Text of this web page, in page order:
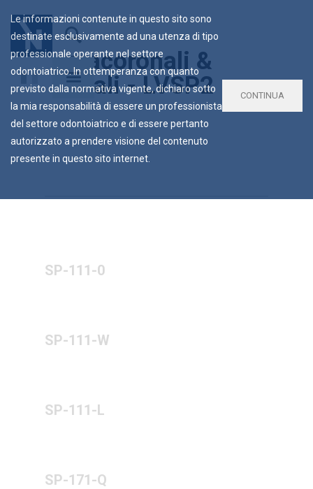
Extracoronali &
Assiali - LVSP2
SP-111-0
SP-111-W
SP-111-L
SP-171-Q
Le informazioni contenute in questo sito sono
destinate esclusivamente ad una utenza di tipo
professionale operante nel settore
odontoiatrico. In ottemperanza con quanto
previsto dalla normativa vigente, dichiaro sotto
la mia responsabilità di essere un professionista
del settore odontoiatrico e di essere pertanto
autorizzato a prendere visione del contenuto
presente in questo sito internet.
CONTINUA